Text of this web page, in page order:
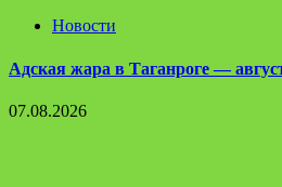
Новости
Адская жара в Таганроге —
07.08.2026